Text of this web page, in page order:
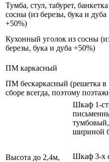
Тумба, стул, табурет,
сосны (из березы, бука и дуба
+50%)
Кухонный уголок из сосны
березы, бука и дуба +50%)
ПМ каркасный
ПМ бескаркасный (решетка в
сборе всегда, поэтому
Высота до 2,4м,
Шкаф 1-
шириной
Шкаф 3-х